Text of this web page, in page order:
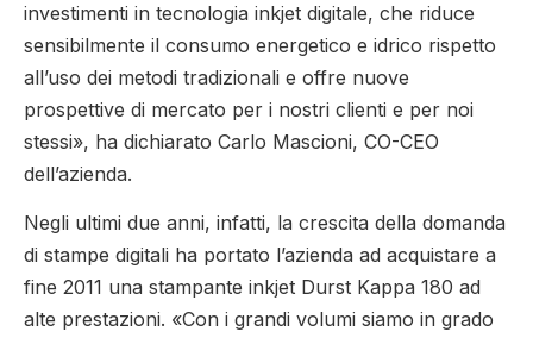
investimenti in tecnologia inkjet digitale, che riduce
sensibilmente il consumo energetico e idrico rispetto
all’uso dei metodi tradizionali e offre nuove
prospettive di mercato per i nostri clienti e per noi
stessi», ha dichiarato Carlo Mascioni, CO-CEO
dell’azienda.
Negli ultimi due anni, infatti, la crescita della domanda
di stampe digitali ha portato l’azienda ad acquistare a
fine 2011 una stampante inkjet Durst Kappa 180 ad
alte prestazioni. «Con i grandi volumi siamo in grado